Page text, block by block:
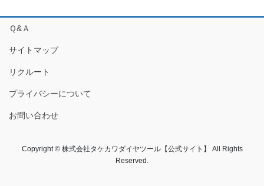
Ｑ&Ａ
サイトマップ
リクルート
プライバシーについて
お問い合わせ
Copyright © 株式会社タケカワダイヤツール【公式サイト】 All Rights
Reserved.